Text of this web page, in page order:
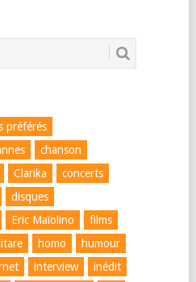
préférés
chanson
Clarika
concerts
disques
Eric Maïolino
films
homo
humour
interview
inédit